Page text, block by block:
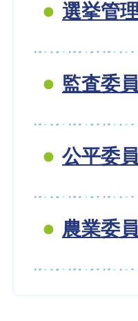
選挙管
監査委
公平委
農業委